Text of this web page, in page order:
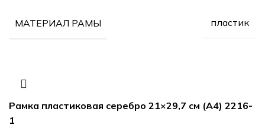
МАТЕРИАЛ РАМЫ пластик
Рамка пластиковая серебро 21×29,7 см (А4) 2216-
1